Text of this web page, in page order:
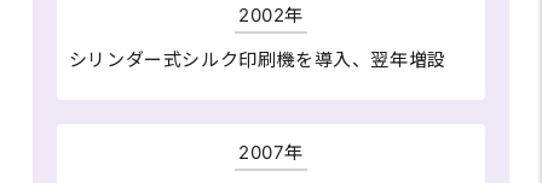
2002年
シリンダー式シルク印刷機を導入、翌年増設
2007年